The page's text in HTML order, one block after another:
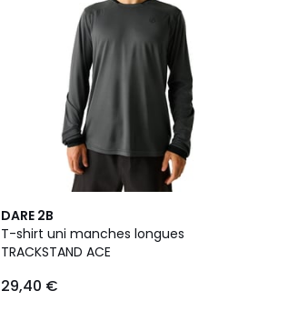
DARE 2B
T-shirt uni manches longues
TRACKSTAND ACE
29,40 €
4
Couleurs